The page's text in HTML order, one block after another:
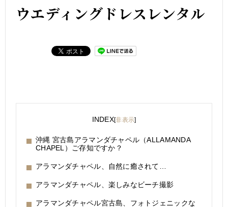
ウエディングドレスレンタル
INDEX[非表示]
沖縄 宮古島アラマンダチャペル（ALLAMANDA
CHAPEL）ご存知ですか？
アラマンダチャペル、自然に癒されて…
アラマンダチャペル、楽しみなビーチ撮影
アラマンダチャペル宮古島、フォトジェニックな